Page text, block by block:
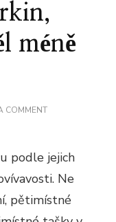
méně
COMMENTON
TAŠEK,
UŠETŘIL
ZATÍMCO
VYRÁBĚL
podle jejich
Ne
pětimístné